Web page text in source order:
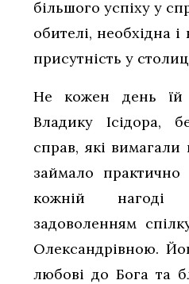
більшого успіху у
обителі, необхідна
присутність у
Не кожен день їй
Владику Ісідора,
справ, які
займало
кожній нагоді
задоволенням
Олександрівною.
любові до Бога та